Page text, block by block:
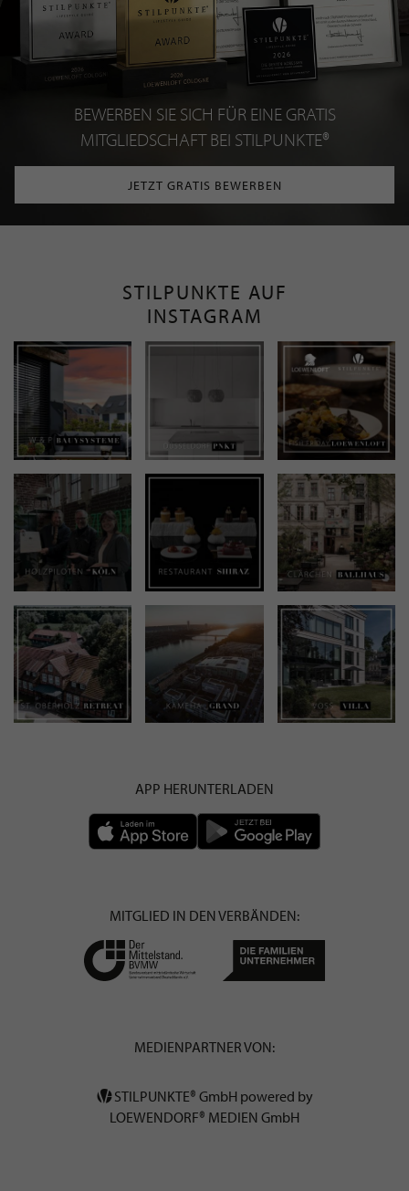
BEWERBEN SIE SICH FÜR EINE GRATIS
MITGLIEDSCHAFT BEI STILPUNKTE®
JETZT GRATIS BEWERBEN
STILPUNKTE AUF
INSTAGRAM
APP HERUNTERLADEN
MITGLIED IN DEN VERBÄNDEN:
MEDIENPARTNER VON:
STILPUNKTE® GmbH powered by
LOEWENDORF® MEDIEN GmbH